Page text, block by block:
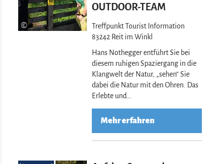
©
OUTDOOR-TEAM
Treffpunkt Tourist Information
83242 Reit im Winkl
Hans Nothegger entführt Sie bei
diesem ruhigen Spaziergang in die
Klangwelt der Natur, „sehen“ Sie
dabei die Natur mit den Ohren. Das
Erlebte und…
Mehr erfahren